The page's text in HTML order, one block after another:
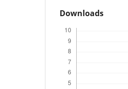
Downloads